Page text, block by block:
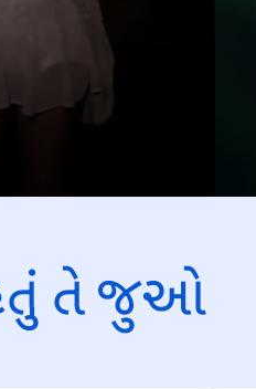
હતું તે જુઓ